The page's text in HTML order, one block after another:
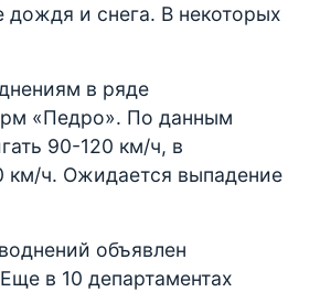
дождя и снега. В некоторых
в ряде
«Педро». По данным
90-120 км/ч, в
км/ч. Ожидается выпадение
объявлен
в 10 департаментах